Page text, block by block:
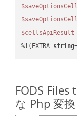
$cellsApiResult
%!(EXTRA string
FODS Files
な Php 変換